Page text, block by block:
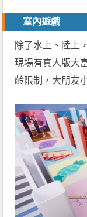
室內遊戲
除了水上、陸上
現場有真人版大
齡限制，大朋友